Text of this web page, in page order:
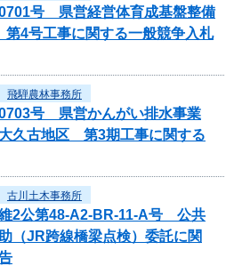
0701号 県営経営体育成基盤整備
4号工事に関する一般競争入札
飛騨農林事務所
0703号 県営かんがい排水事業
久古地区 第3期工事に関する
古川土木事務所
維2公第48-A2-BR-11-A号 公共
（JR跨線橋梁点検）委託に関